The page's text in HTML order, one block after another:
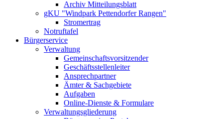
Archiv Mitteilungsblatt
gKU "Windpark Pettendorfer Rangen"
Stromertrag
Notruftafel
Bürgerservice
Verwaltung
Gemeinschaftsvorsitzender
Geschäftsstellenleiter
Ansprechpartner
Ämter & Sachgebiete
Aufgaben
Online-Dienste & Formulare
Verwaltungsgliederung